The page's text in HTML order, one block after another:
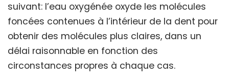
suivant: l’eau oxygénée oxyde les molécules
foncées contenues à l’intérieur de la dent pour
obtenir des molécules plus claires, dans un
délai raisonnable en fonction des
circonstances propres à chaque cas.